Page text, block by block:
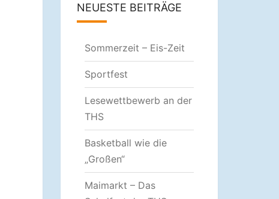
NEUESTE BEITRÄGE
Sommerzeit – Eis-Zeit
Sportfest
Lesewettbewerb an der
THS
Basketball wie die
„Großen“
Maimarkt – Das